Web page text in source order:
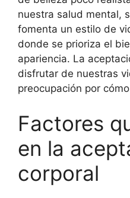
nuestra salud mental,
fomenta un estilo de
donde se prioriza el
apariencia. La
disfrutar de nuestras
preocupación por
Factores
en la
corporal